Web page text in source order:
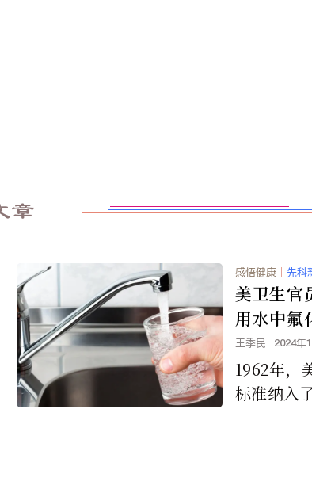
章
感悟健康 ｜ 先科
美卫生官
用水中氟
王季民 2024年
1962年，
标准纳入